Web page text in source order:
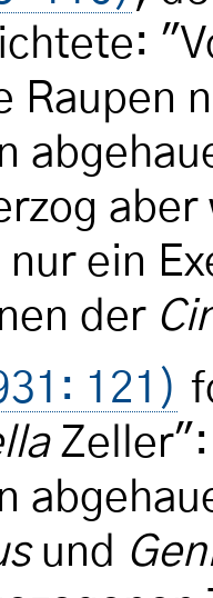
Raupen
aber
ein
der
121)
Zeller":
und